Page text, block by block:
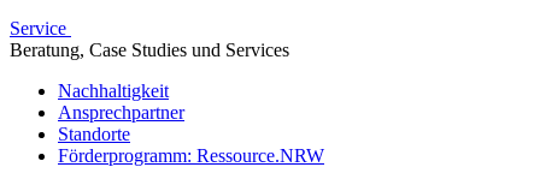
Service
Beratung, Case Studies und Services
Nachhaltigkeit
Ansprechpartner
Standorte
Förderprogramm: Ressource.NRW